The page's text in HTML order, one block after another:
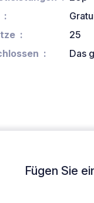
25
Das
Fügen Sie